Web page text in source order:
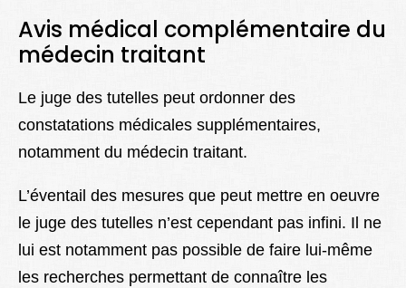
Avis médical complémentaire du
médecin traitant
Le juge des tutelles peut ordonner des
constatations médicales supplémentaires,
notamment du médecin traitant.
L’éventail des mesures que peut mettre en oeuvre
le juge des tutelles n’est cependant pas infini. Il ne
lui est notamment pas possible de faire lui-même
les recherches permettant de connaître les